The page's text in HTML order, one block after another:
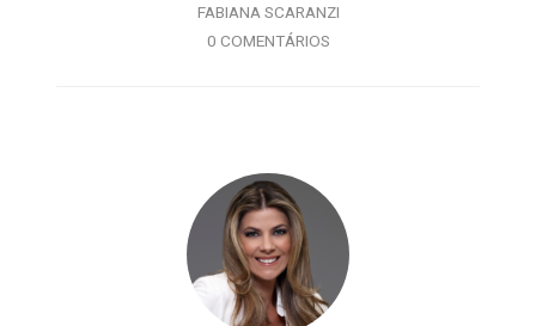
FABIANA SCARANZI
0 COMENTÁRIOS